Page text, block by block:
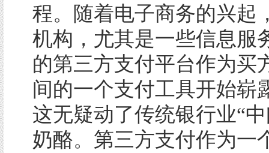
程。随着电子商务的兴起
机构，尤其是一些信息服
的第三方支付平台作为买
间的一个支付工具开始崭
这无疑动了传统银行业“
奶酪。第三方支付作为一